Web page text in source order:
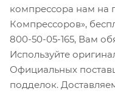
компрессора нам на
Компрессоров»,
800-50-05-165, Вам
Используйте
Официальных
подделок.